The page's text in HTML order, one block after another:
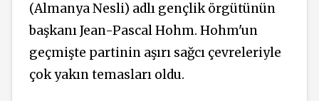
(Almanya Nesli) adlı gençlik örgütünün
başkanı Jean-Pascal Hohm. Hohm'un
geçmişte partinin aşırı sağcı çevreleriyle
çok yakın temasları oldu.